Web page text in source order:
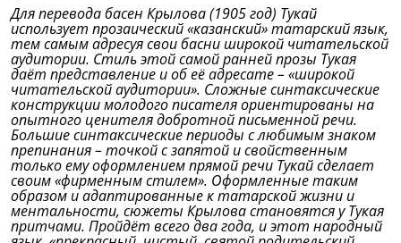
Для перевода басен Крылова (1905 год) Тукай
использует прозаический «казанский» татарский язык,
тем самым адресуя свои басни широкой читательской
аудитории. Стиль этой самой ранней прозы Тукая
даёт представление и об её адресате – «широкой
читательской аудитории». Сложные синтаксические
конструкции молодого писателя ориентированы на
опытного ценителя добротной письменной речи.
Большие синтаксические периоды с любимым знаком
препинания – точкой с запятой и свойственным
только ему оформлением прямой речи Тукай сделает
своим «фирменным стилем». Оформленные таким
образом и адаптированные к татарской жизни и
ментальности, сюжеты Крылова становятся у Тукая
притчами. Пройдёт всего два года, и этот народный